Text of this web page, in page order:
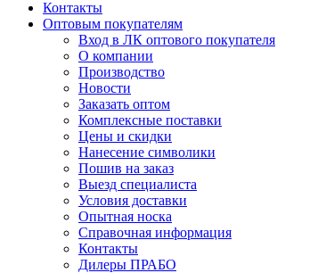
Контакты
Оптовым покупателям
Вход в ЛК оптового покупателя
О компании
Производство
Новости
Заказать оптом
Комплексные поставки
Цены и скидки
Нанесение символики
Пошив на заказ
Выезд специалиста
Условия доставки
Опытная носка
Справочная информация
Контакты
Дилеры ПРАБО